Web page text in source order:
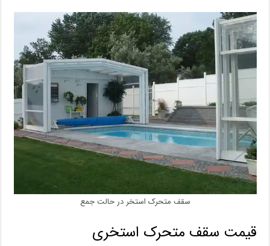
سقف متحرک استخر در حالت جمع
قیمت سقف متحرک استخری